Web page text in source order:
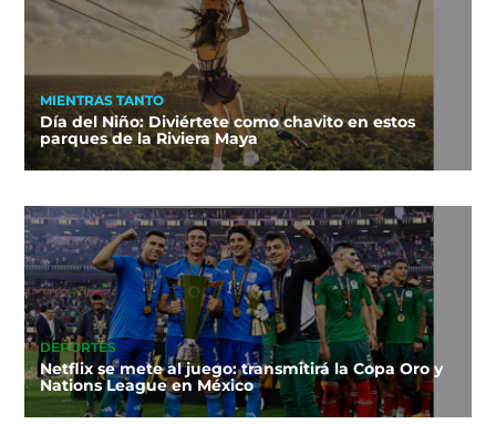
MIENTRAS TANTO
Día del Niño: Diviértete como chavito en estos
parques de la Riviera Maya
DEPORTES
Netflix se mete al juego: transmitirá la Copa Oro y
Nations League en México